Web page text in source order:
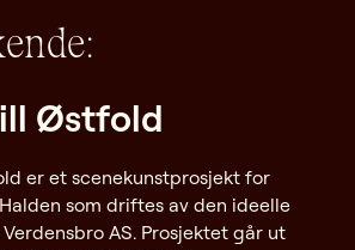
Østfold
er et scenekunstprosjekt for
som driftes av den ideelle
AS. Prosjektet går ut